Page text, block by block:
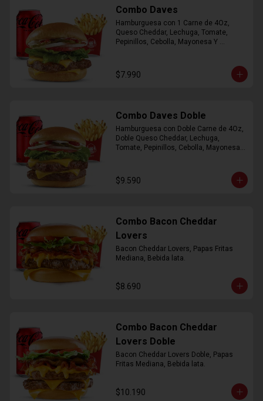
Combo Daves
Hamburguesa con 1 Carne de 4Oz,
Queso Cheddar, Lechuga, Tomate,
Pepinillos, Cebolla, Mayonesa Y
$7.990
Combo Daves Doble
Hamburguesa con Doble Carne de 4Oz,
Doble Queso Cheddar, Lechuga,
Tomate, Pepinillos, Cebolla, Mayonesa y
$9.590
Combo Bacon Cheddar
Lovers
Bacon Cheddar Lovers, Papas Fritas
Mediana, Bebida lata.
$8.690
Combo Bacon Cheddar
Lovers Doble
Bacon Cheddar Lovers Doble, Papas
Fritas Mediana, Bebida lata.
$10.190